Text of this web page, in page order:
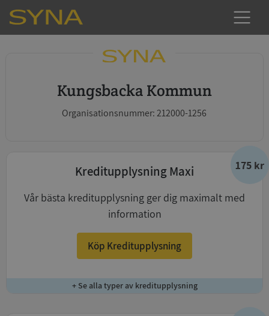
Kungsbacka Kommun
Organisationsnummer: 212000-1256
175 kr
Kreditupplysning Maxi
Vår bästa kreditupplysning ger dig maximalt med
information
Köp Kreditupplysning
+ Se alla typer av kreditupplysning